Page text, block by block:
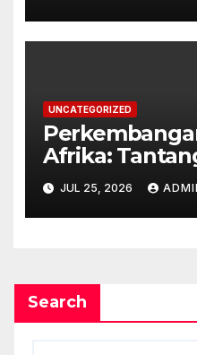
UNCATEGORIZED
Afrika:
Peluang
JUL 25, 2026
Search